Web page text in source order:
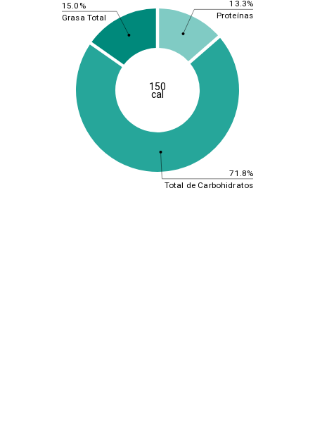
13.3%
71.8%
15.0%
Proteínas
Total de Carbohidratos
Grasa Total
150
cal